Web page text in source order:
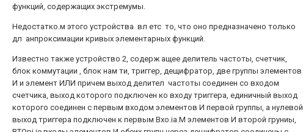
функций, содержащих экстремумы.
Недостатко.м этого устройства вл етс то, что оно предназначено только
дл анпроксимации кривых элементарных функций.
Известно также устройство 2, содерж ащее делитель частоты, счетчик,
блок коммутации , блок нам ти, триггер, дещифратор, две группы элементов
И и элемент ИЛИ причем выход делител частоты соединен со входом
счетчика, выход которого подключен ко входу триггера, единичный выход
которого соединен с первым входом элементов И первой группы, а нулевой
выход триггера подключен к первым Bxo.ia.M элементов И второй груниы,